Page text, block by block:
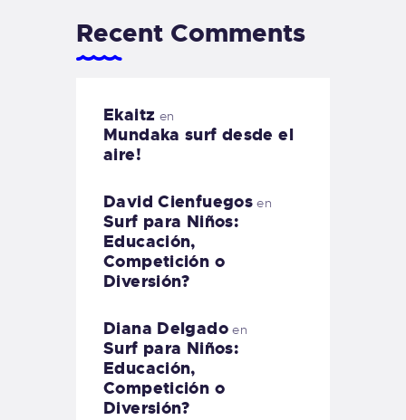
Recent Comments
Ekaitz en
Mundaka surf desde el
aire!
David Cienfuegos en
Surf para Niños:
Educación,
Competición o
Diversión?
Diana Delgadoen
Surf para Niños:
Educación,
Competición o
Diversión?